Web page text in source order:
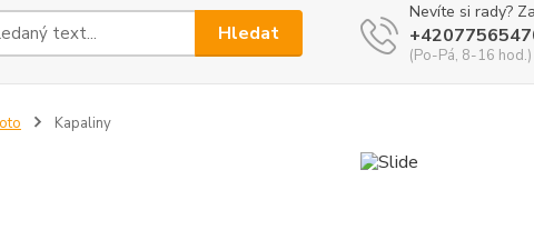
Hledat
Nevíte si rady?
(Po-Pá, 8-16 hod.)
Kapaliny